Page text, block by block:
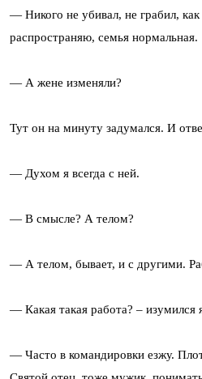
— Никого не убивал, не грабил, как
распространяю, семья нормальная.
— А жене изменяли?
Тут он на минуту задумался. И
— Духом я всегда с ней.
— В смысле? А телом?
— А телом, бывает, и с другими.
— Какая такая работа? – изумился
— Часто в командировки езжу.